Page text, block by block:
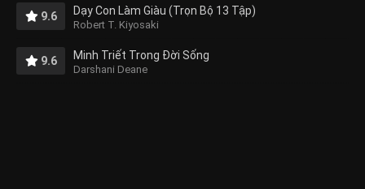
9.6 Dạy Con Làm Giàu (Trọn Bộ 13 Tập)
Robert T. Kiyosaki
9.6 Minh Triết Trong Đời Sống
Darshani Deane